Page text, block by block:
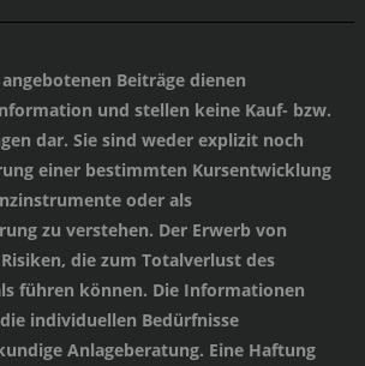
Beiträge dienen
und stellen keine Kauf- bzw.
dar. Sie sind weder explizit noch
einer bestimmten Kursentwicklung
oder als
zu verstehen. Der Erwerb von
die zum Totalverlust des
führen können. Die Informationen
individuellen Bedürfnisse
Anlageberatung. Eine Haftung